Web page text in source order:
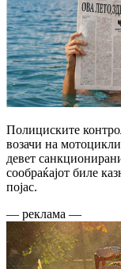
Полициските
возачи на
девет
сообраќајот биле
појас.
— реклама —